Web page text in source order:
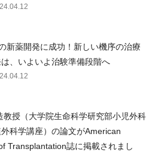
新薬開発に成功！新しい機序の治療
、いよいよ治験準備段階へ
教授（大学院生命科学研究部小児外科
科学講座）の論文がAmerican
Transplantation誌に掲載されまし